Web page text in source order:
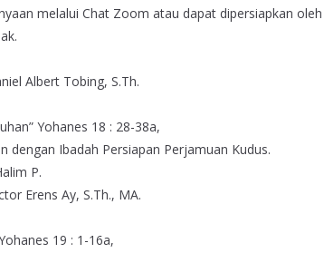
melalui Chat Zoom atau dapat dipersiapkan oleh
Albert Tobing, S.Th.
Yohanes 18 : 28-38a,
dengan Ibadah Persiapan Perjamuan Kudus.
P.
Erens Ay, S.Th., MA.
19 : 1-16a,